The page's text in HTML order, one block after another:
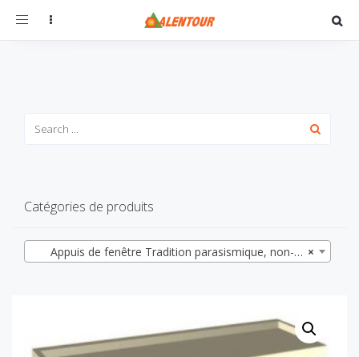
Toggle
Catégories de produits
×
Appuis de fenêtre Tradition parasismique, non-conforme DTU, profondeur 28, 32 et 35